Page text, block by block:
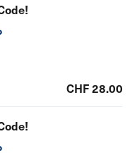
CHF 28.00